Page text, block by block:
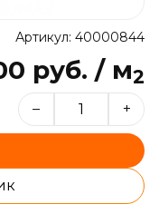
Артикул: 40000844
руб. / м2
– +